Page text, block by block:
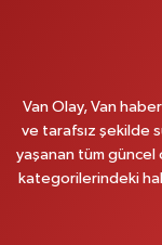
Van Olay, Van
ve tarafsız şekilde
yaşanan tüm güncel
kategorilerindeki